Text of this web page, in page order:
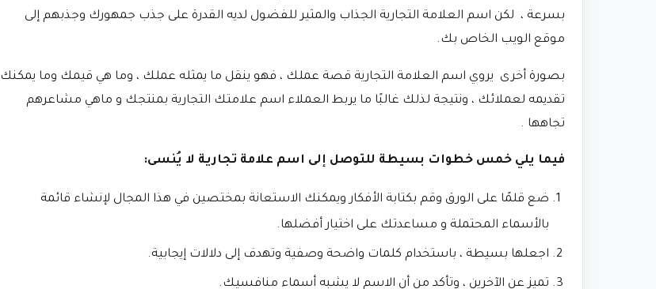
بسرعة ، لكن اسم العلامة التجارية الجذاب والمثير للفضول لديه القدرة على جذب جمهورك وجذبهم إلى
موقع الويب الخاص بك.
بصورة أخرى يروي اسم العلامة التجارية قصة عملك ، فهو ينقل ما يمثله عملك ، وما هي قيمك وما يمكنك
تقديمه لعملائك ، ونتيجة لذلك غالبًا ما يربط العملاء اسم علامتك التجارية بمنتجك و ماهي مشاعرهم
تجاهها .
فيما يلي خمس خطوات بسيطة للتوصل إلى اسم علامة تجارية لا يُنسى:
ضع قلمًا على الورق وقم بكتابة الأفكار ويمكنك الاستعانة بمختصين في هذا المجال لإنشاء قائمة
بالأسماء المحتملة و مساعدتك على اختيار أفضلها.
اجعلها بسيطة ، باستخدام كلمات واضحة وصفية وتهدف إلى دلالات إيجابية.
تميز عن الآخرين ، وتأكد من أن الاسم لا يشبه أسماء منافسيك.